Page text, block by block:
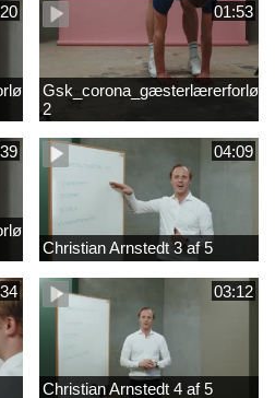
01:53
2
04:09
Christian Arnstedt 3 af 5
03:12
Christian Arnstedt 4 af 5